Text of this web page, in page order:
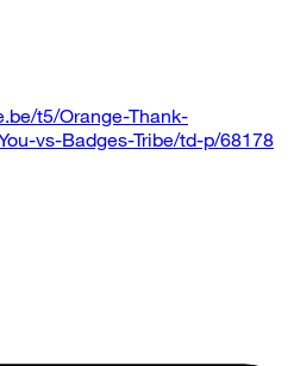
t5/Orange-Thank-
vs-Badges-Tribe/td-p/68178